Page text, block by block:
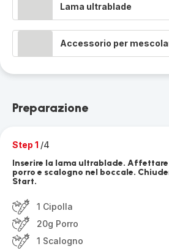
Lama ultrablade
Accessorio per
Preparazione
Step 1 /4
Inserire la lama ultrablade.
porro e scalogno nel boccale.
Start.
1 Cipolla
20g Porro
1 Scalogno